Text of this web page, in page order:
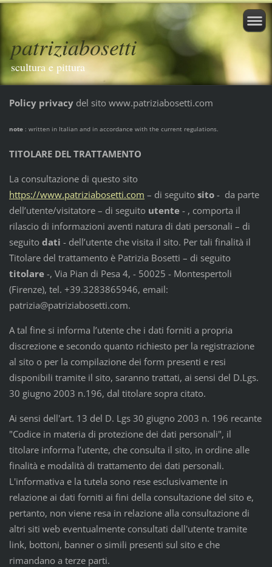
patriziabosetti
scultura e pittura
Policy privacydel sito www.patriziabosetti.com
note: written in Italian and in accordance with the current regulations.
TITOLARE DEL TRATTAMENTO
La consultazione di questo sito
https://www.patriziabosetti.com – di seguito sito- da parte
dell’utente/visitatore – di seguito utente- , comporta il
rilascio di informazioni aventi natura di dati personali – di
seguito dati - dell’utente che visita il sito. Per tali finalità il
Titolare del trattamento è Patrizia Bosetti – di seguito
titolare -, Via Pian di Pesa 4, - 50025 - Montespertoli
(Firenze), tel. +39.3283865946, email:
patrizia@patriziabosetti.com.
A tal fine si informa l’utente che i dati forniti a propria
discrezione e secondo quanto richiesto per la registrazione
al sito o per la compilazione dei form presenti e resi
disponibili tramite il sito, saranno trattati, ai sensi del D.Lgs.
30 giugno 2003 n.196, dal titolare sopra citato.
Ai sensi dell'art. 13 del D. Lgs 30 giugno 2003 n. 196 recante
"Codice in materia di protezione dei dati personali", il
titolare informa l’utente, che consulta il sito, in ordine alle
finalità e modalità di trattamento dei dati personali.
L'informativa e la tutela sono rese esclusivamente in
relazione ai dati forniti ai fini della consultazione del sito e,
pertanto, non viene resa in relazione alla consultazione di
altri siti web eventualmente consultati dall'utente tramite
link, bottoni, banner o simili presenti sul sito e che
rimandano a terze parti.